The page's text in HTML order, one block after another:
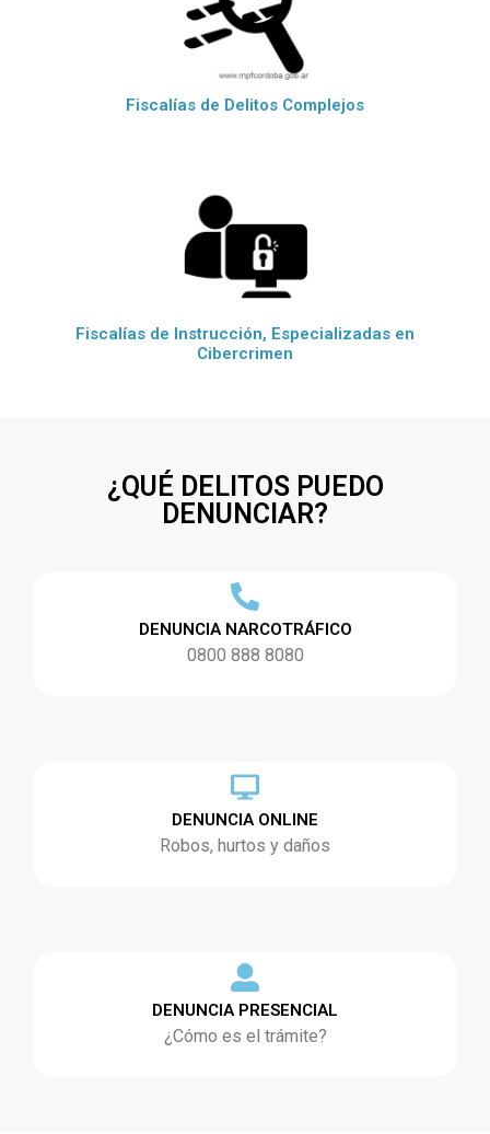
Fiscalías de Delitos Complejos
Fiscalías de Instrucción, Especializadas en
Cibercrimen
¿QUÉ DELITOS PUEDO
DENUNCIAR?
DENUNCIA NARCOTRÁFICO
0800 888 8080
DENUNCIA ONLINE
Robos, hurtos y daños
DENUNCIA PRESENCIAL
¿Cómo es el trámite?